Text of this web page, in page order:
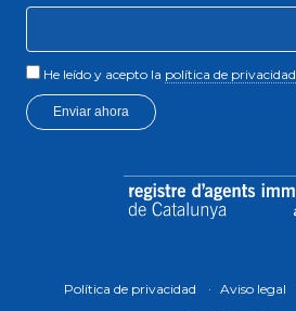
He leído y acepto la política de privacidad
Enviar ahora
Política de privacidad Aviso legal